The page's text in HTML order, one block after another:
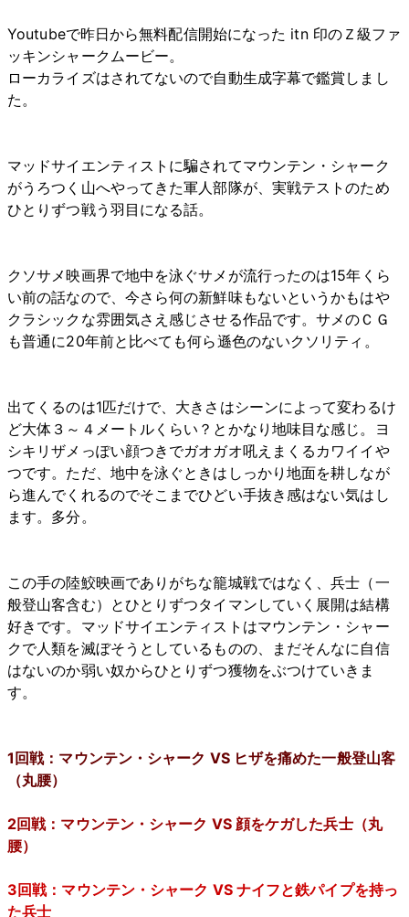
Youtubeで昨日から無料配信開始になった itn 印のＺ級ファ
ッキンシャークムービー。
ローカライズはされてないので自動生成字幕で鑑賞しまし
た。
マッドサイエンティストに騙されてマウンテン・シャーク
がうろつく山へやってきた軍人部隊が、実戦テストのため
ひとりずつ戦う羽目になる話。
クソサメ映画界で地中を泳ぐサメが流行ったのは15年くら
い前の話なので、今さら何の新鮮味もないというかもはや
クラシックな雰囲気さえ感じさせる作品です。サメのＣＧ
も普通に20年前と比べても何ら遜色のないクソリティ。
出てくるのは1匹だけで、大きさはシーンによって変わるけ
ど大体３～４メートルくらい？とかなり地味目な感じ。ヨ
シキリザメっぽい顔つきでガオガオ吼えまくるカワイイや
つです。ただ、地中を泳ぐときはしっかり地面を耕しなが
ら進んでくれるのでそこまでひどい手抜き感はない気はし
ます。多分。
この手の陸鮫映画でありがちな籠城戦ではなく、兵士（一
般登山客含む）とひとりずつタイマンしていく展開は結構
好きです。マッドサイエンティストはマウンテン・シャー
クで人類を滅ぼそうとしているものの、まだそんなに自信
はないのか弱い奴からひとりずつ獲物をぶつけていきま
す。
1回戦：マウンテン・シャーク VS ヒザを痛めた一般登山客
（丸腰）
2回戦：マウンテン・シャーク VS 顔をケガした兵士（丸
腰）
3回戦：マウンテン・シャーク VS ナイフと鉄パイプを持っ
た兵士